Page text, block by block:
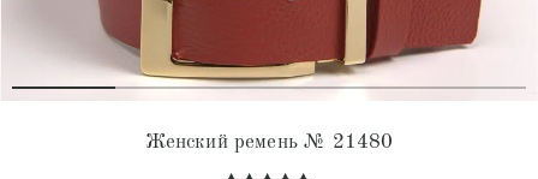
Женский ремень № 21480